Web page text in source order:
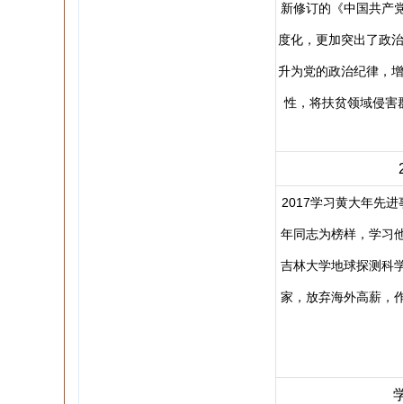
新修订的《中国共产
度化，更加突出了政
升为党的政治纪律，
性，将扶贫领域侵害
2017学习黄大年先进
年同志为榜样，学习
吉林大学地球探测科
家，放弃海外高薪，